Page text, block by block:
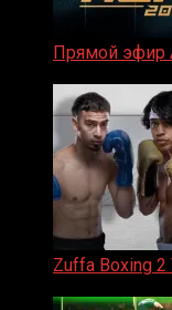
Прямой эфир
Zuffa Boxing